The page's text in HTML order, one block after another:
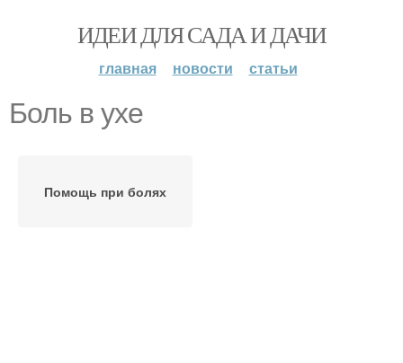
ИДЕИ ДЛЯ САДА И ДАЧИ
главная новости статьи
Боль в ухе
Помощь при болях